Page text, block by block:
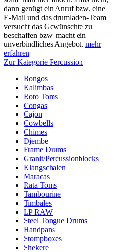
dann genügt ein Anruf bzw. eine
E-Mail und das drumladen-Team
versucht das Gewünschte zu
beschaffen bzw. macht ein
unverbindliches Angebot. mehr
erfahren
Zur Kategorie Percussion
Bongos
Kalimbas
Roto Toms
Congas
Cajon
Cowbells
Chimes
Djembe
Frame Drums
Granit/Percussionblocks
Klangschalen
Maracas
Rata Toms
Tambourine
Timbales
LP RAW
Steel Tongue Drums
Handpans
Stompboxes
Shekere